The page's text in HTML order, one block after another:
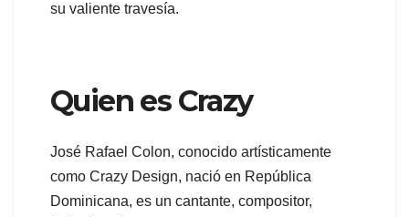
su valiente travesía.
Quien es Crazy
José Rafael Colon, conocido artísticamente
como Crazy Design, nació en República
Dominicana, es un cantante, compositor,